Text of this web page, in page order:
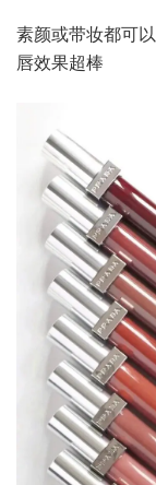
素颜或带妆都可
唇效果超棒